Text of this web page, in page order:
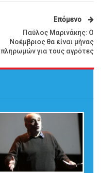
Επόμενο
Παύλος Μαρινάκης: Ο
Νοέμβριος θα είναι μήνας
πληρωμών για τους αγρότες